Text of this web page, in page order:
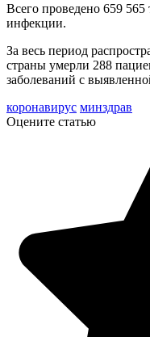
Всего проведено 659 565
инфекции.
За весь период
страны умерли 288
заболеваний с
коронавирус минздрав
Оцените статью